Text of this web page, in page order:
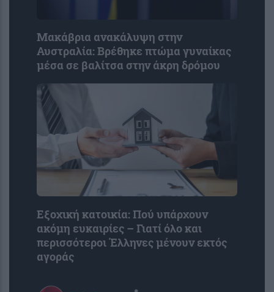
Μακάβρια ανακάλυψη στην
Αυστραλία: Βρέθηκε πτώμα γυναίκας
μέσα σε βαλίτσα στην άκρη δρόμου
Εξοχική κατοικία: Πού υπάρχουν
ακόμη ευκαιρίες – Γιατί όλο και
περισσότεροι Έλληνες μένουν εκτός
αγοράς